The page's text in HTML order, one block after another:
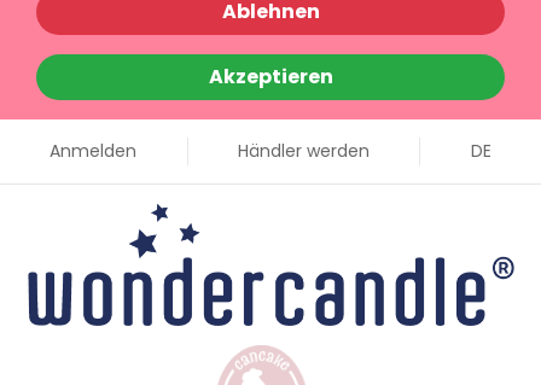
Ablehnen
Akzeptieren
Anmelden Händler werden DE